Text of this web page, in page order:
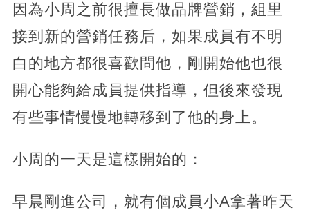
因為小周之前很擅長做品牌營銷，組里
接到新的營銷任務后，如果成員有不明
白的地方都很喜歡問他，剛開始他也很
開心能夠給成員提供指導，但後來發現
有些事情慢慢地轉移到了他的身上。
小周的一天是這樣開始的：
早晨剛進公司，就有個成員小A拿著昨天